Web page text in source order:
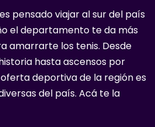
pensado viajar al sur del país
el departamento te da más
amarrarte los tenis. Desde
hasta ascensos por
deportiva de la región es
del país. Acá te la